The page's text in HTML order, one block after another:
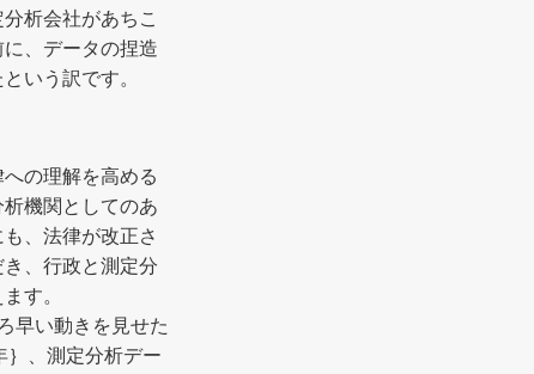
析会社があちこ
、データの捏造
いう訳です。
の理解を高める
機関としてのあ
、法律が改正さ
、行政と測定分
す。
早い動きを見せた
｝、測定分析デー